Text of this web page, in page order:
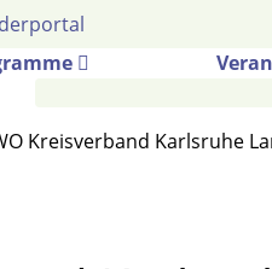
Kreisverband Karlsruhe